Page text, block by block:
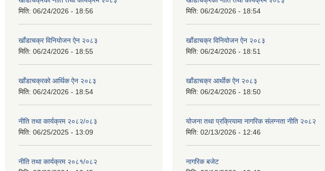
मिति: 06/24/2026 - 18:56
खाँडाचक्र विनियोजन ऐन २०८३
मिति: 06/24/2026 - 18:55
खाँडाचक्रको आर्थिक ऐन २०८३
मिति: 06/24/2026 - 18:54
नीति तथा कार्यक्रम २०८२/०८३
मिति: 06/25/2025 - 13:09
नीति तथा कार्यक्रम २०८१/०८२
मिति: 06/24/2026 - 18:54
खाँडाचक्र विनियोजन ऐन २०८३
मिति: 06/24/2026 - 18:51
खाँडाचक्र आर्थीक ऐन २०८३
मिति: 06/24/2026 - 18:50
योजना तथा प्रक्रियामा नागरिक संलग्नता नीति २०८२
मिति: 02/13/2026 - 12:46
नागरिक बजेट